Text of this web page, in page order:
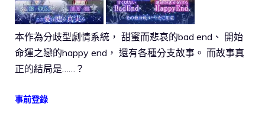
本作為分歧型劇情系統， 甜蜜而悲哀的bad end、 開始
命運之戀的happy end， 還有各種分支故事。 而故事真
正的結局是……？
事前登錄